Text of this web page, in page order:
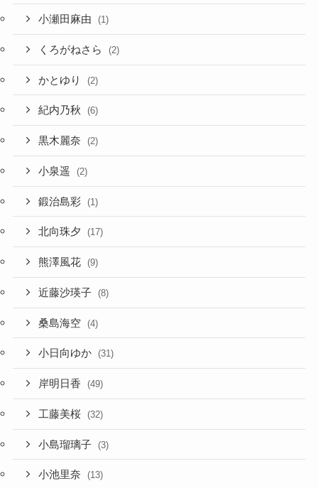
小瀬田麻由 (1)
くろがねさら (2)
かとゆり (2)
紀内乃秋 (6)
黒木麗奈 (2)
小泉遥 (2)
鍛治島彩 (1)
北向珠夕 (17)
熊澤風花 (9)
近藤沙瑛子 (8)
桑島海空 (4)
小日向ゆか (31)
岸明日香 (49)
工藤美桜 (32)
小島瑠璃子 (3)
小池里奈 (13)